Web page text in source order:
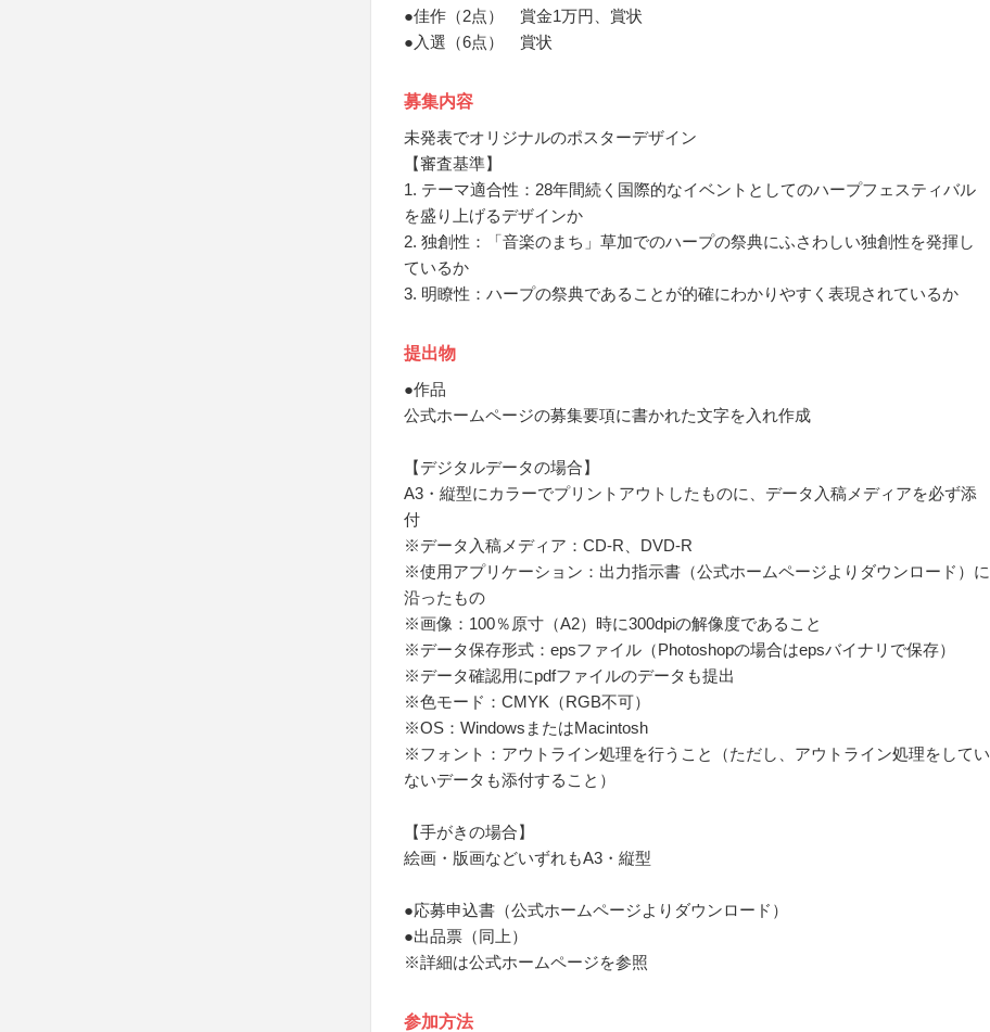
●佳作（2点） 賞金1万円、賞状
●入選（6点） 賞状
募集内容
未発表でオリジナルのポスターデザイン
【審査基準】
1. テーマ適合性：28年間続く国際的なイベントとしてのハープフェスティバル
を盛り上げるデザインか
2. 独創性：「音楽のまち」草加でのハープの祭典にふさわしい独創性を発揮し
ているか
3. 明瞭性：ハープの祭典であることが的確にわかりやすく表現されているか
提出物
●作品
公式ホームページの募集要項に書かれた文字を入れ作成
【デジタルデータの場合】
A3・縦型にカラーでプリントアウトしたものに、データ入稿メディアを必ず添
付
※データ入稿メディア：CD-R、DVD-R
※使用アプリケーション：出力指示書（公式ホームページよりダウンロード）に
沿ったもの
※画像：100％原寸（A2）時に300dpiの解像度であること
※データ保存形式：epsファイル（Photoshopの場合はepsバイナリで保存）
※データ確認用にpdfファイルのデータも提出
※色モード：CMYK（RGB不可）
※OS：WindowsまたはMacintosh
※フォント：アウトライン処理を行うこと（ただし、アウトライン処理をしてい
ないデータも添付すること）
【手がきの場合】
絵画・版画などいずれもA3・縦型
●応募申込書（公式ホームページよりダウンロード）
●出品票（同上）
※詳細は公式ホームページを参照
参加方法